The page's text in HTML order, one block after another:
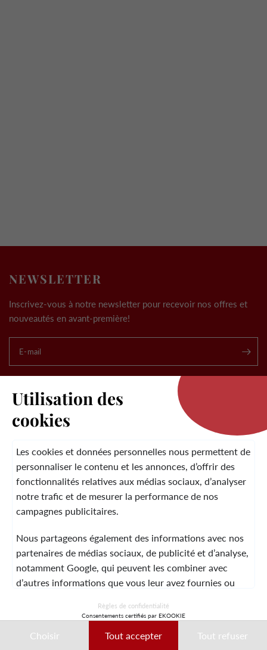
NEWSLETTER
Inscrivez-vous à notre newsletter pour recevoir nos offres et
nouveautés en avant-première!
E-mail
LA MARQUE
SERVICE CLIENT
© 2026 Laura Vita
DESIGNED BY LOBSTTER
MENTIONS LÉGALESCGVCONTACT
Utilisation des
cookies
Les cookies et données personnelles nous permettent de
personnaliser le contenu et les annonces, d’offrir des
fonctionnalités relatives aux médias sociaux, d’analyser
notre trafic et de mesurer la performance de nos
campagnes publicitaires.
Nous partageons également des informations avec nos
partenaires de médias sociaux, de publicité et d’analyse,
notamment Google, qui peuvent les combiner avec
d’autres informations que vous leur avez fournies ou
Ces données peuvent notamment être utilisées à des
Règles de confidentialité
Consentements certifiés par EKOOKIE
Choisir Tout accepter Tout refuser